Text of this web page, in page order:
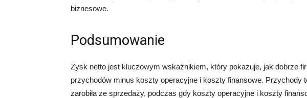
biznesowe.
Podsumowanie
Zysk netto jest kluczowym wskaźnikiem, który pokazuje, jak dobrze
przychodów minus koszty operacyjne i koszty finansowe. Przychody
zarobiła ze sprzedaży, podczas gdy koszty operacyjne i koszty